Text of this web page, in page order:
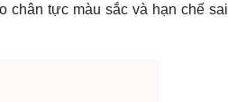
chân tực màu sắc và hạn chế sai